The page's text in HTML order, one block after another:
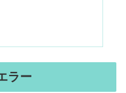
ラー